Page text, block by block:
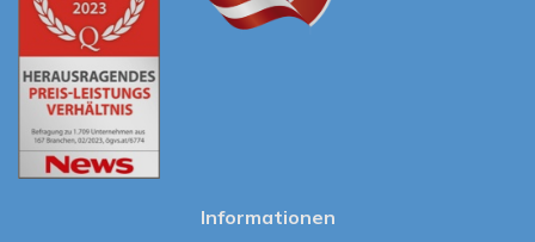
Informationen